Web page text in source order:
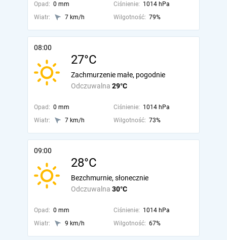
Opad: 0 mm Ciśnienie: 1014 hPa
Wiatr:
7 km/h Wilgotność: 79%
08:00
27°C
Odczuwalna 29°C
Zachmurzenie małe, pogodnie
Opad: 0 mm Ciśnienie: 1014 hPa
Wiatr:
7 km/h Wilgotność: 73%
09:00
28°C
Odczuwalna 30°C
Bezchmurnie, słonecznie
Opad: 0 mm Ciśnienie: 1014 hPa
Wiatr:
9 km/h Wilgotność: 67%